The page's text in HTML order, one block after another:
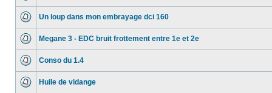
Un loup dans mon embrayage dci 160
Megane 3 - EDC bruit frottement entre 1e et 2e
Conso du 1.4
Huile de vidange